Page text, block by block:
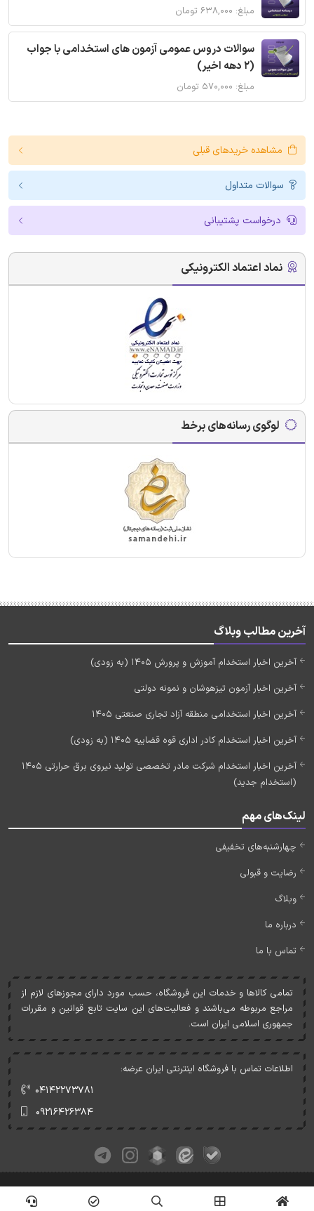
مبلغ: ۶۳۸,۰۰۰ تومان
سوالات دروس عمومی آزمون های استخدامی با جواب
(2 دهه اخیر)
مبلغ: ۵۷۰,۰۰۰ تومان
مشاهده خریدهای قبلی
سوالات متداول
درخواست پشتیبانی
نماد اعتماد الکترونیکی
لوگوی رسانه‌های برخط
آخرین مطالب وبلاگ
آخرین اخبار استخدام آموزش و پرورش 1405 (به زودی)
آخرین اخبار آزمون تیزهوشان و نمونه دولتی
آخرین اخبار استخدامی منطقه آزاد تجاری صنعتی 1405
آخرین اخبار استخدام کادر اداری قوه قضاییه 1405 (به زودی)
آخرین اخبار استخدام شرکت مادر تخصصی تولید نیروی برق حرارتی 1405
(استخدام جدید)
لینک‌های مهم
چهارشنبه‌های تخفیفی
رضایت و قبولی
وبلاگ
درباره ما
تماس با ما
تمامی کالاها و خدمات اين فروشگاه، حسب مورد دارای مجوزهای لازم از
مراجع مربوطه می‌باشند و فعاليت‌های اين سايت تابع قوانين و مقررات
جمهوری اسلامی ايران است.
اطلاعات تماس با فروشگاه اینترنتی ایران عرضه:
۰۴۱۴۲۲۷۳۷۸۱
۰۹۲۱۶۴۲۶۳۸۴
کلیه حقوق این وبسایت متعلق به ایران عرضه می‌باشد.